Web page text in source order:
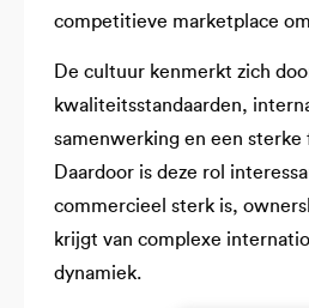
competitieve marketplace
De cultuur kenmerkt zich
kwaliteitsstandaarden,
samenwerking en een sterke
Daardoor is deze rol
commercieel sterk is,
krijgt van complexe
dynamiek.